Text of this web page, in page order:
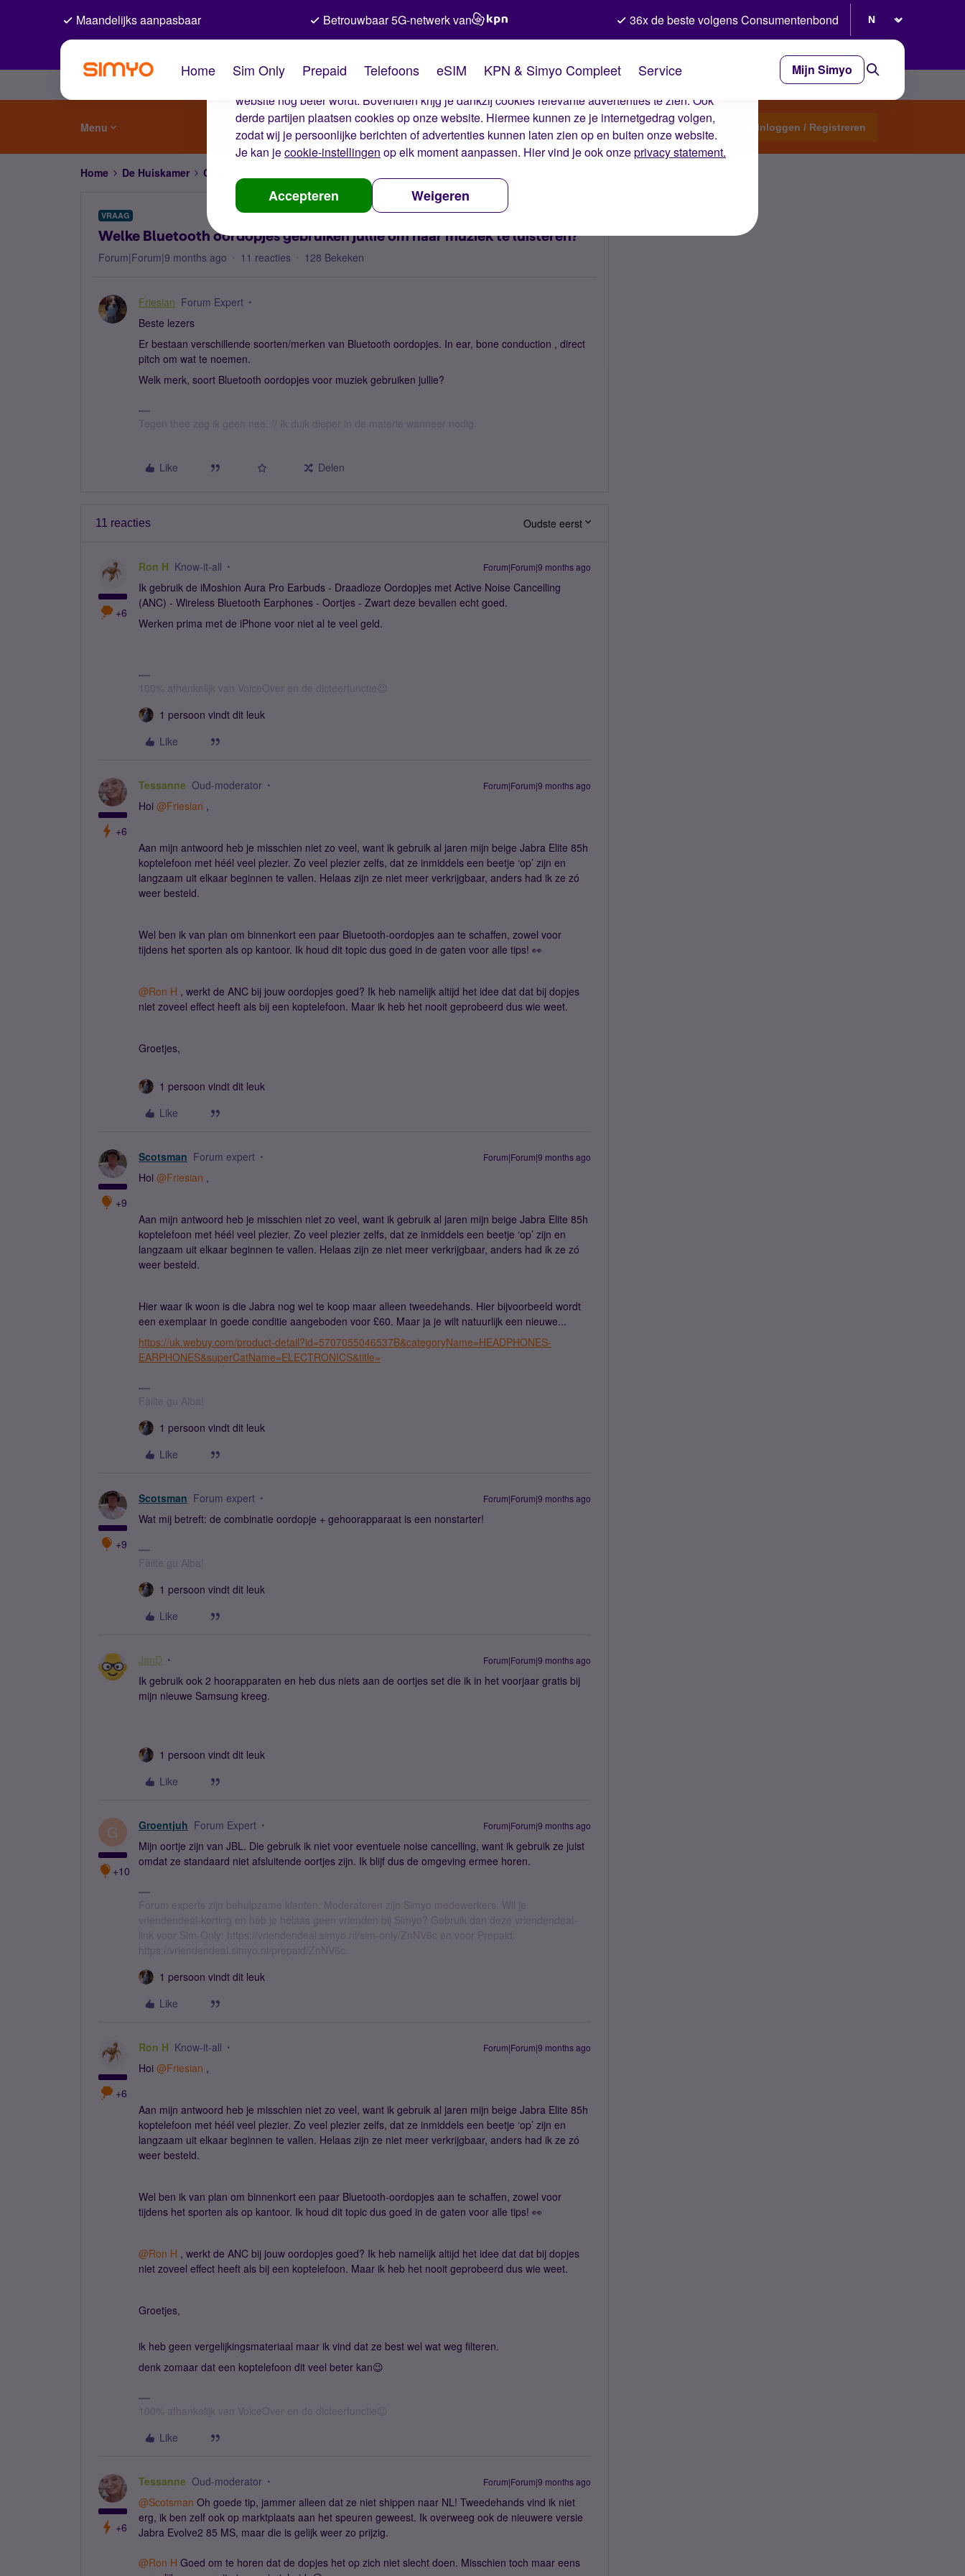
De cookies van Simyo
Wij gebruiken cookies op onze website. Met deze cookies zorgen wij ervoor dat je ervaring op de
website nog beter wordt. Bovendien krijg je dankzij cookies relevante advertenties te zien. Ook
derde partijen plaatsen cookies op onze website. Hiermee kunnen ze je internetgedrag volgen,
zodat wij je persoonlijke berichten of advertenties kunnen laten zien op en buiten onze website.
Je kan jecookie-instellingen op elk moment aanpassen. Hier vind je ook onzeprivacy statement.
Accepteren Weigeren
Maandelijks aanpasbaar Betrouwbaar 5G-netwerk van 36x de beste volgens Consumentenbond
Home Sim Only Prepaid Telefoons eSIM KPN & Simyo Compleet Service Mijn Simyo
Menu Start een topic Inloggen / Registreren
Home De Huiskamer Gewoon gezellig
VRAAG
Welke Bluetooth oordopjes gebruiken jullie om naar muziek te luisteren?
Forum|Forum|9 months ago 11 reacties 128 Bekeken
Friesian Forum Expert
Beste lezers
Er bestaan verschillende soorten/merken van Bluetooth oordopjes. In ear, bone conduction , direct
pitch om wat te noemen.
Welk merk, soort Bluetooth oordopjes voor muziek gebruiken jullie?
Tegen thee zeg ik geen nee. // Ik duik dieper in de materie wanneer nodig.
Like Delen
11 reacties Oudste eerst
+6
Ron H Know-it-all Forum|Forum|9 months ago
Ik gebruik de iMoshion Aura Pro Earbuds - Draadloze Oordopjes met Active Noise Cancelling
(ANC) - Wireless Bluetooth Earphones - Oortjes - Zwart deze bevallen echt goed.
Werken prima met de iPhone voor niet al te veel geld.
100% afhankelijk van VoiceOver en de dicteerfunctie😉
1 persoon vindt dit leuk
Like
+6
Tessanne Oud-moderator Forum|Forum|9 months ago
Hoi ​ @Friesian ,
Aan mijn antwoord heb je misschien niet zo veel, want ik gebruik al jaren mijn beige Jabra Elite 85h
koptelefoon met héél veel plezier. Zo veel plezier zelfs, dat ze inmiddels een beetje ‘op’ zijn en
langzaam uit elkaar beginnen te vallen. Helaas zijn ze niet meer verkrijgbaar, anders had ik ze zó
weer besteld.
Wel ben ik van plan om binnenkort een paar Bluetooth-oordopjes aan te schaffen, zowel voor
tijdens het sporten als op kantoor. Ik houd dit topic dus goed in de gaten voor alle tips! 👀
@Ron H , werkt de ANC bij jouw oordopjes goed? Ik heb namelijk altijd het idee dat dat bij dopjes
niet zoveel effect heeft als bij een koptelefoon. Maar ik heb het nooit geprobeerd dus wie weet.
Groetjes,
1 persoon vindt dit leuk
Like
+9
Scotsman Forum expert Forum|Forum|9 months ago
Hoi ​ @Friesian ,
Aan mijn antwoord heb je misschien niet zo veel, want ik gebruik al jaren mijn beige Jabra Elite 85h
koptelefoon met héél veel plezier. Zo veel plezier zelfs, dat ze inmiddels een beetje ‘op’ zijn en
langzaam uit elkaar beginnen te vallen. Helaas zijn ze niet meer verkrijgbaar, anders had ik ze zó
weer besteld.
Hier waar ik woon is die Jabra nog wel te koop maar alleen tweedehands. Hier bijvoorbeeld wordt
een exemplaar in goede conditie aangeboden voor £60. Maar ja je wilt natuurlijk een nieuwe...
https://uk.webuy.com/product-detail?id=5707055046537B&categoryName=HEADPHONES-
EARPHONES&superCatName=ELECTRONICS&title=
Fàilte gu Alba!
1 persoon vindt dit leuk
Like
+9
Scotsman Forum expert Forum|Forum|9 months ago
Wat mij betreft: de combinatie oordopje + gehoorapparaat is een nonstarter!
Fàilte gu Alba!
1 persoon vindt dit leuk
Like
JanD Forum|Forum|9 months ago
Ik gebruik ook 2 hoorapparaten en heb dus niets aan de oortjes set die ik in het voorjaar gratis bij
mijn nieuwe Samsung kreeg.
1 persoon vindt dit leuk
Like
G
+10
Groentjuh Forum Expert Forum|Forum|9 months ago
Mijn oortje zijn van JBL. Die gebruik ik niet voor eventuele noise cancelling, want ik gebruik ze juist
omdat ze standaard niet afsluitende oortjes zijn. Ik blijf dus de omgeving ermee horen.
Forum experts zijn behulpzame klanten. Moderatoren zijn Simyo medewerkers. Wil je
vriendendeal-korting en heb je helaas geen vrienden bij Simyo? Gebruik dan deze vriendendeal-
link voor Sim-Only: https://vriendendeal.simyo.nl/sim-only/ZnNV6c en voor Prepaid:
https://vriendendeal.simyo.nl/prepaid/ZnNV6c.
1 persoon vindt dit leuk
Like
+6
Ron H Know-it-all Forum|Forum|9 months ago
Hoi ​ @Friesian ,
Aan mijn antwoord heb je misschien niet zo veel, want ik gebruik al jaren mijn beige Jabra Elite 85h
koptelefoon met héél veel plezier. Zo veel plezier zelfs, dat ze inmiddels een beetje ‘op’ zijn en
langzaam uit elkaar beginnen te vallen. Helaas zijn ze niet meer verkrijgbaar, anders had ik ze zó
weer besteld.
Wel ben ik van plan om binnenkort een paar Bluetooth-oordopjes aan te schaffen, zowel voor
tijdens het sporten als op kantoor. Ik houd dit topic dus goed in de gaten voor alle tips! 👀
@Ron H , werkt de ANC bij jouw oordopjes goed? Ik heb namelijk altijd het idee dat dat bij dopjes
niet zoveel effect heeft als bij een koptelefoon. Maar ik heb het nooit geprobeerd dus wie weet.
Groetjes,
ik heb geen vergelijkingsmateriaal maar ik vind dat ze best wel wat weg filteren.
denk zomaar dat een koptelefoon dit veel beter kan😉
100% afhankelijk van VoiceOver en de dicteerfunctie😉
Like
+6
Tessanne Oud-moderator Forum|Forum|9 months ago
@Scotsman Oh goede tip, jammer alleen dat ze niet shippen naar NL! Tweedehands vind ik niet
erg, ik ben zelf ook op marktplaats aan het speuren geweest. Ik overweeg ook de nieuwere versie
Jabra Evolve2 85 MS, maar die is gelijk weer zo prijzig.
@Ron H Goed om te horen dat de dopjes het op zich niet slecht doen. Misschien toch maar eens